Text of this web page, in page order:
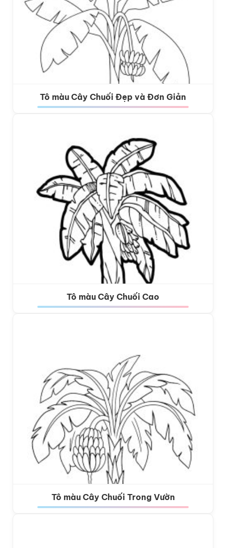
Tô màu Cây Chuối Đẹp và Đơn Giản
Tô màu Cây Chuối Cao
Tô màu Cây Chuối Trong Vườn